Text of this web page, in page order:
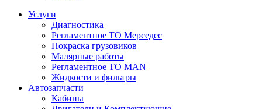
Услуги
Диагностика
Регламентное ТО Мерседес
Покраска грузовиков
Малярные работы
Регламентное ТО MAN
Жидкости и фильтры
Автозапчасти
Кабины